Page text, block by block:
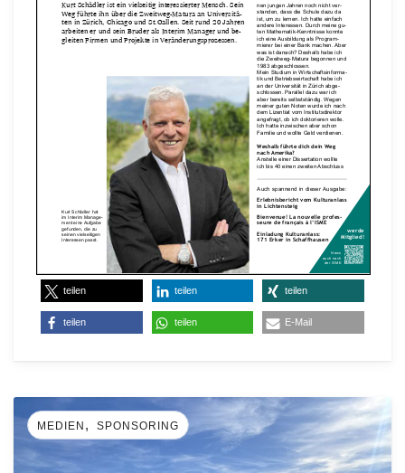
teilen teilen teilen
teilen teilen E-Mail
MEDIEN , SPONSORING